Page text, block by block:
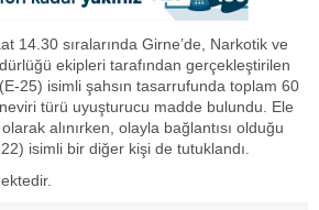
14.30 sıralarında Girne’de, Narkotik ve
ekipleri tarafından gerçekleştirilen
25) isimli şahsın tasarrufunda toplam 60
türü uyuşturucu madde bulundu. Ele
alınırken, olayla bağlantısı olduğu
isimli bir diğer kişi de tutuklandı.